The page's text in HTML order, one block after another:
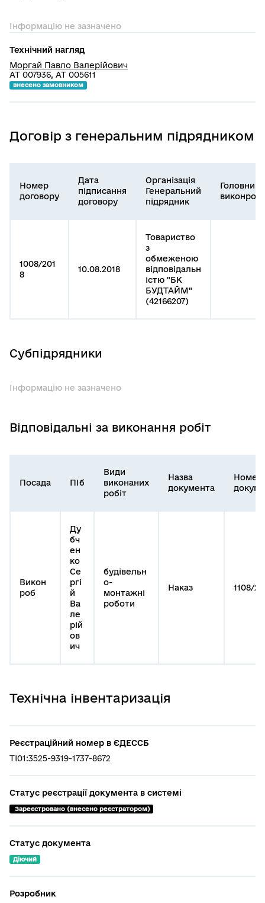
Інформацію не зазначено
Технічний нагляд
Моргай Павло Валерійович
АТ 007936, АТ 005611
внесено замовником
Договір з генеральним підрядником
Номер
договору
Дата
підписання
договору
Організація
Генеральний
підрядник
Головний
виконроб
1008/201
8
10.08.2018
Товариство
з
обмеженою
відповідальн
істю "БК
БУДТАЙМ"
(42166207)
Субпідрядники
Інформацію не зазначено
Відповідальні за виконання робіт
Посада ПІб
Види
виконаних
робіт
Назва
документа
Номер
Викон
роб
Ду
бч
ен
ко
Се
ргі
й
Ва
ле
рій
ов
ич
будівельн
о-
монтажні
роботи
Наказ 1108/
Технічна інвентаризація
Реєстраційний номер в ЄДЕССБ
TI01:3525-9319-1737-8672
Статус реєстрації документа в системі
Зареєстровано (внесено реєстратором)
Статус документа
Діючий
Розробник